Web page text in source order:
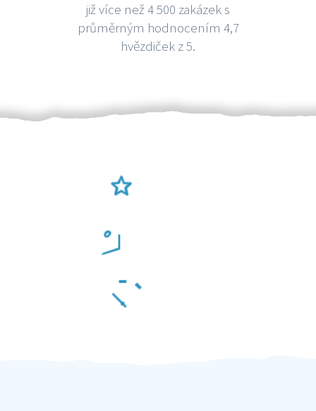
již více než 4 500 zakázek s
průměrným hodnocením 4,7
hvězdiček z 5.